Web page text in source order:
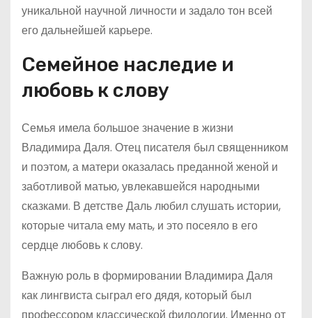
уникальной научной личности и задало тон всей
его дальнейшей карьере.
Семейное наследие и
любовь к слову
Семья имела большое значение в жизни
Владимира Даля. Отец писателя был священником
и поэтом, а матери оказалась преданной женой и
заботливой матью, увлекавшейся народными
сказками. В детстве Даль любил слушать истории,
которые читала ему мать, и это посеяло в его
сердце любовь к слову.
Важную роль в формировании Владимира Даля
как лингвиста сыграл его дядя, который был